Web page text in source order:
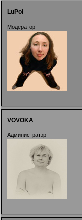
LuPol
Модератор
VOVOKA
Администратор